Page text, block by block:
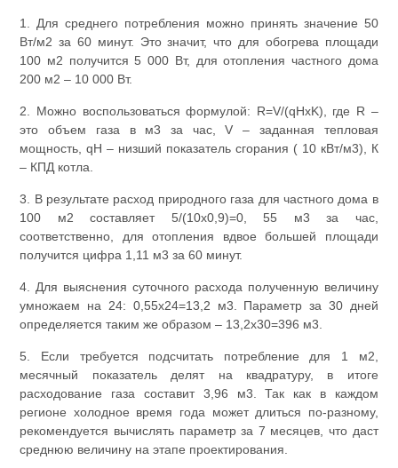
1. Для среднего потребления можно принять значение 50
Вт/м2 за 60 минут. Это значит, что для обогрева площади
100 м2 получится 5 000 Вт, для отопления частного дома
200 м2 – 10 000 Вт.
2. Можно воспользоваться формулой: R=V/(qHxK), где R –
это объем газа в м3 за час, V – заданная тепловая
мощность, qH – низший показатель сгорания ( 10 кВт/м3), К
– КПД котла.
3. В результате расход природного газа для частного дома в
100 м2 составляет 5/(10х0,9)=0, 55 м3 за час,
соответственно, для отопления вдвое большей площади
получится цифра 1,11 м3 за 60 минут.
4. Для выяснения суточного расхода полученную величину
умножаем на 24: 0,55х24=13,2 м3. Параметр за 30 дней
определяется таким же образом – 13,2х30=396 м3.
5. Если требуется подсчитать потребление для 1 м2,
месячный показатель делят на квадратуру, в итоге
расходование газа составит 3,96 м3. Так как в каждом
регионе холодное время года может длиться по-разному,
рекомендуется вычислять параметр за 7 месяцев, что даст
среднюю величину на этапе проектирования.